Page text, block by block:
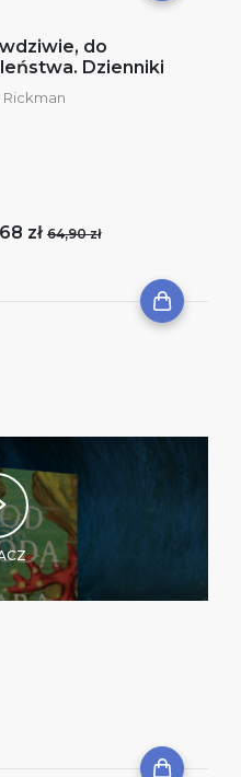
do
Dzienniki
Rickman
zł 64,90 zł